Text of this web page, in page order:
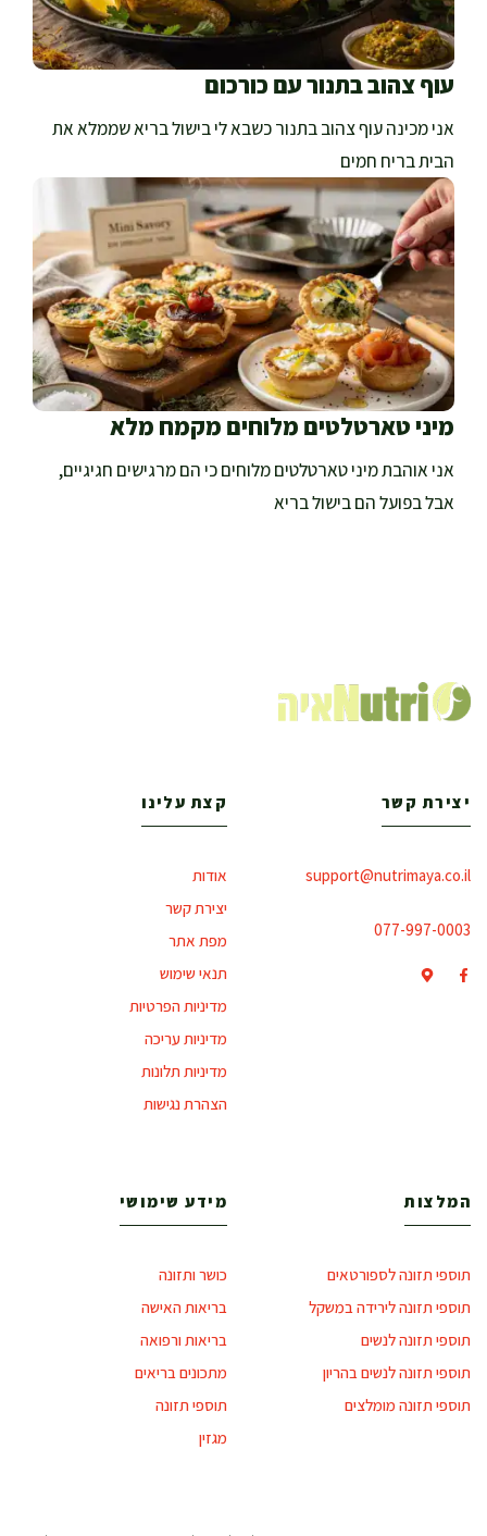
עוף צהוב בתנור עם כורכום
אני מכינה עוף צהוב בתנור כשבא לי בישול בריא שממלא את
הבית בריח חמים
מיני טארטלטים מלוחים מקמח מלא
אני אוהבת מיני טארטלטים מלוחים כי הם מרגישים חגיגיים,
אבל בפועל הם בישול בריא
יצירת קשר
support@nutrimaya.co.il
077-997-0003
קצת עלינו
אודות
יצירת קשר
מפת אתר
תנאי שימוש
מדיניות הפרטיות
מדיניות עריכה
מדיניות תלונות
הצהרת נגישות
המלצות
תוספי תזונה לספורטאים
תוספי תזונה לירידה במשקל
תוספי תזונה לנשים
תוספי תזונה לנשים בהריון
תוספי תזונה מומלצים
מידע שימושי
כושר ותזונה
בריאות האישה
בריאות ורפואה
מתכונים בריאים
תוספי תזונה
מגזין